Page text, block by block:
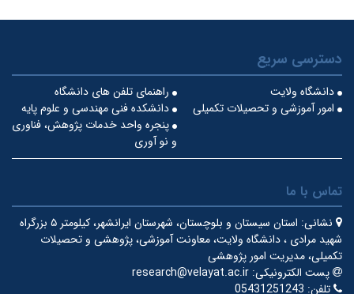
دسترسی سریع
راهنمای تلفن های دانشگاه
دانشگاه ولایت
دانشکده فنی مهندسی و علوم پایه
امور آموزشی و تحصیلات تکمیلی
پنجره واحد خدمات پژوهش، فناوری
و نو آوری
تماس با ما
نشانی:
استان سیستان و بلوچستان، شهرستان ایرانشهر، کیلومتر ۵ بزرگراه
شهید مرادی ، دانشگاه ولایت، معاونت آموزشی، پژوهشی و تحصیلات
تکمیلی، مدیریت امور پژوهشی
پست الکترونیکی: research@velayat.ac.ir
تلفن: 05431251243